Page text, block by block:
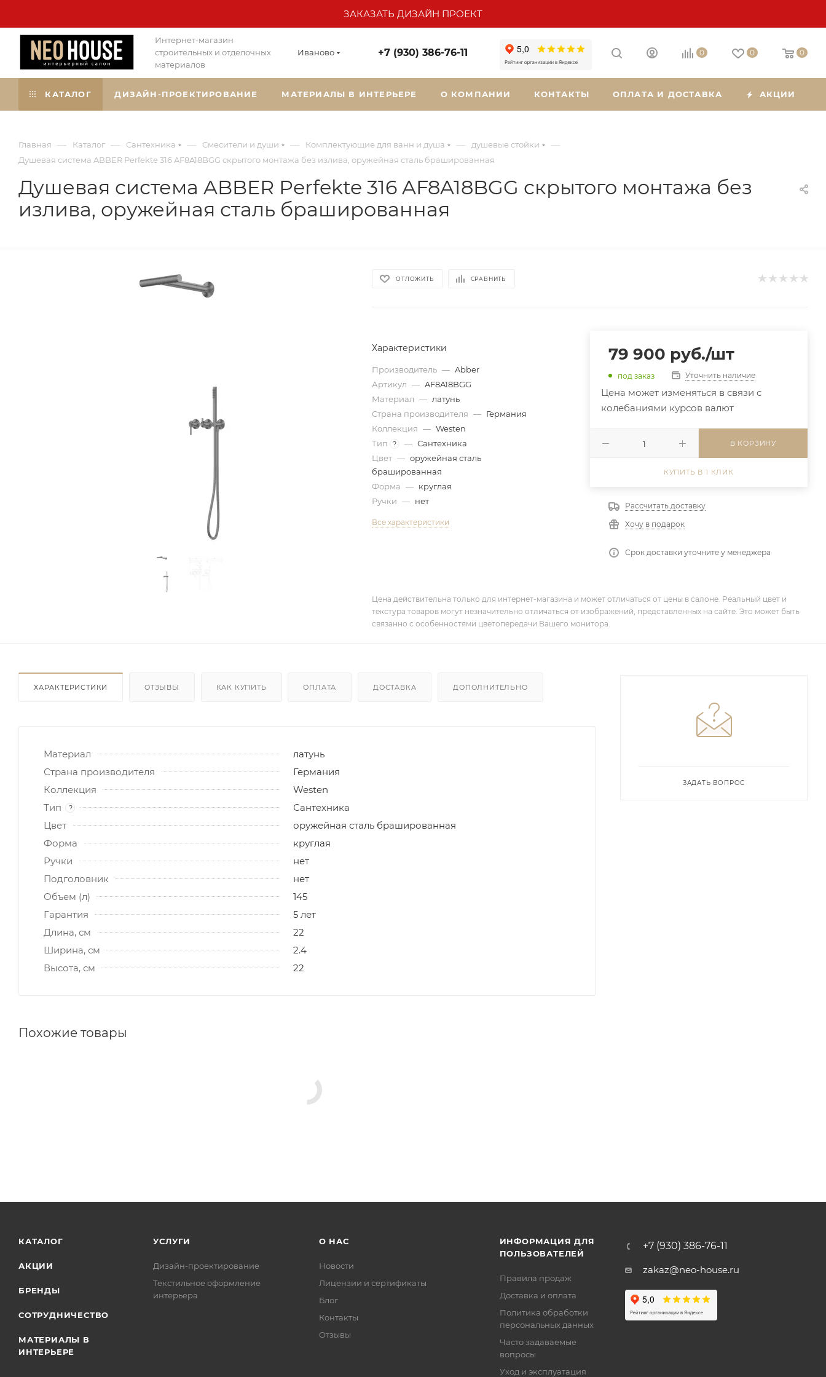
ЗАКАЗАТЬ ДИЗАЙН ПРОЕКТ
Интернет-магазин
строительных и отделочных
материалов
Иваново +7 (930) 386-76-11 0 0 0
КАТАЛОГ ДИЗАЙН-ПРОЕКТИРОВАНИЕ МАТЕРИАЛЫ В ИНТЕРЬЕРЕ О КОМПАНИИ КОНТАКТЫ ОПЛАТА И ДОСТАВКА АКЦИИ
Главная — Каталог — Сантехника — Смесители и души — Комплектующие для ванн и душа — душевые стойки —
Душевая система ABBER Perfekte 316 AF8A18BGG скрытого монтажа без излива, оружейная сталь брашированная
Душевая система ABBER Perfekte 316 AF8A18BGG скрытого монтажа без
излива, оружейная сталь брашированная
ОТЛОЖИТЬ СРАВНИТЬ
Характеристики
Производитель — Abber
Артикул — AF8A18BGG
Материал — латунь
Страна производителя — Германия
Коллекция — Westen
Тип
? — Сантехника
Цвет — оружейная сталь
брашированная
Форма — круглая
Ручки — нет
Все характеристики
79 900 руб./шт
под заказ Уточнить наличие
Цена может изменяться в связи с
колебаниями курсов валют
В КОРЗИНУ
КУПИТЬ В 1 КЛИК
Рассчитать доставку
Хочу в подарок
Срок доставки уточните у менеджера
Цена действительна только для интернет-магазина и может отличаться от цены в салоне. Реальный цвет и
текстура товаров могут незначительно отличаться от изображений, представленных на сайте. Это может быть
связанно с особенностями цветопередачи Вашего монитора.
ХАРАКТЕРИСТИКИ ОТЗЫВЫ КАК КУПИТЬ ОПЛАТА ДОСТАВКА ДОПОЛНИТЕЛЬНО
Материал
латунь
Страна производителя
Германия
Коллекция
Westen
Тип
?
Сантехника
Цвет
оружейная сталь брашированная
Форма
круглая
Ручки
нет
Подголовник
нет
Объем (л)
145
Гарантия
5 лет
Длина, см
22
Ширина, см
2.4
Высота, см
22
Похожие товары
ЗАДАТЬ ВОПРОС
КАТАЛОГ
АКЦИИ
БРЕНДЫ
СОТРУДНИЧЕСТВО
МАТЕРИАЛЫ В
ИНТЕРЬЕРЕ
УСЛУГИ
Дизайн-проектирование
Текстильное оформление
интерьера
О НАС
Новости
Лицензии и сертификаты
Блог
Контакты
Отзывы
ИНФОРМАЦИЯ ДЛЯ
ПОЛЬЗОВАТЕЛЕЙ
Правила продаж
Доставка и оплата
Политика обработки
персональных данных
Часто задаваемые
вопросы
Уход и эксплуатация
+7 (930) 386-76-11
zakaz@neo-house.ru